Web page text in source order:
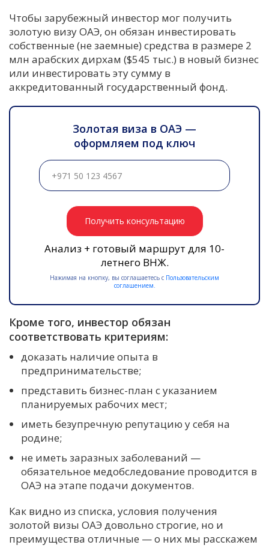
Чтобы зарубежный инвестор мог получить
золотую визу ОАЭ, он обязан инвестировать
собственные (не заемные) средства в размере 2
млн арабских дирхам ($545 тыс.) в новый бизнес
или инвестировать эту сумму в
аккредитованный государственный фонд.
Золотая виза в ОАЭ —
оформляем под ключ
Получить консультацию
Анализ + готовый маршрут для 10-
летнего ВНЖ.
Нажимая на кнопку, вы соглашаетесь с Пользовательским
соглашением.
Кроме того, инвестор обязан
соответствовать критериям:
доказать наличие опыта в
предпринимательстве;
представить бизнес-план с указанием
планируемых рабочих мест;
иметь безупречную репутацию у себя на
родине;
не иметь заразных заболеваний —
обязательное медобследование проводится в
ОАЭ на этапе подачи документов.
Как видно из списка, условия получения
золотой визы ОАЭ довольно строгие, но и
преимущества отличные — о них мы расскажем